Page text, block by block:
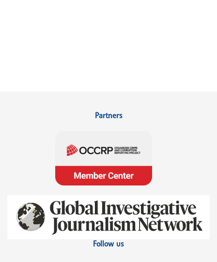
Partners
Follow us